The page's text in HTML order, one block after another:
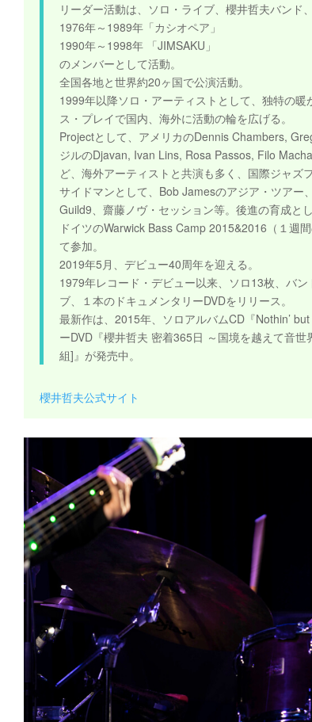
リーダー活動は、ソロ・ライブ、櫻井哲夫バンド
1976年～1989年「カシオペア」
1990年～1998年 「JIMSAKU」
のメンバーとして活動。
全国各地と世界約20ヶ国で公演活動。
1999年以降ソロ・アーティストとして、独特の
ス・プレイで国内、海外に活動の輪を広げる。
Projectとして、アメリカのDennis Chambers,
ジルのDjavan, Ivan Lins, Rosa Passos, Filo
ど、海外アーティストと共演も多く、国際ジャズ
サイドマンとして、Bob Jamesのアジア・ツアー
Guild9、齋藤ノヴ・セッション等。後進の育成と
ドイツのWarwick Bass Camp 2015&2016（１週
て参加。
2019年5月、デビュー40周年を迎える。
1979年レコード・デビュー以来、ソロ13枚、バ
ブ、１本のドキュメンタリーDVDをリリース。
最新作は、2015年、ソロアルバムCD『Nothin’
ーDVD『櫻井哲夫 密着365日 ～国境を越えて音
組]』が発売中。
櫻井哲夫公式サイト